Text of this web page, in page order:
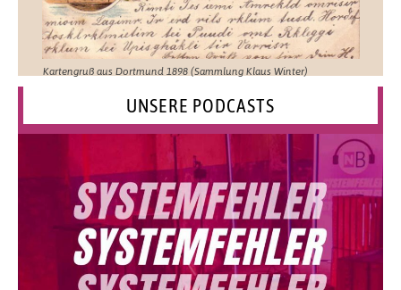
Kartengruß aus Dortmund 1898 (Sammlung Klaus Winter)
UNSERE PODCASTS